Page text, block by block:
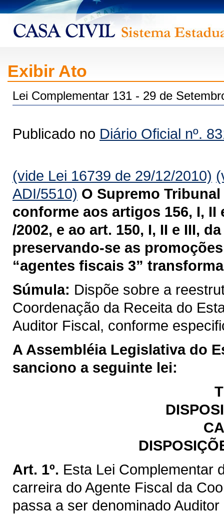
Exibir Ato
Lei Complementar 131 - 29 de
Publicado no Diário Oficial nº.
(vide Lei 16739 de 29/12/2010)
ADI/5510) O Supremo
conforme aos artigos 156, I, II
/2002, e ao art. 150, I, II e III,
preservando-se as
“agentes fiscais 3”
Súmula: Dispõe sobre a
Coordenação da Receita do
Auditor Fiscal, conforme
A Assembléia Legislativa do
sanciono a seguinte lei:
Art. 1º. Esta Lei Complementar
carreira do Agente Fiscal da
passa a ser denominado Auditor